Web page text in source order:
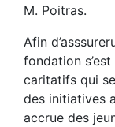
M. Poitras.
Afin
fondation
caritatifs qui
des initiatives
accrue des